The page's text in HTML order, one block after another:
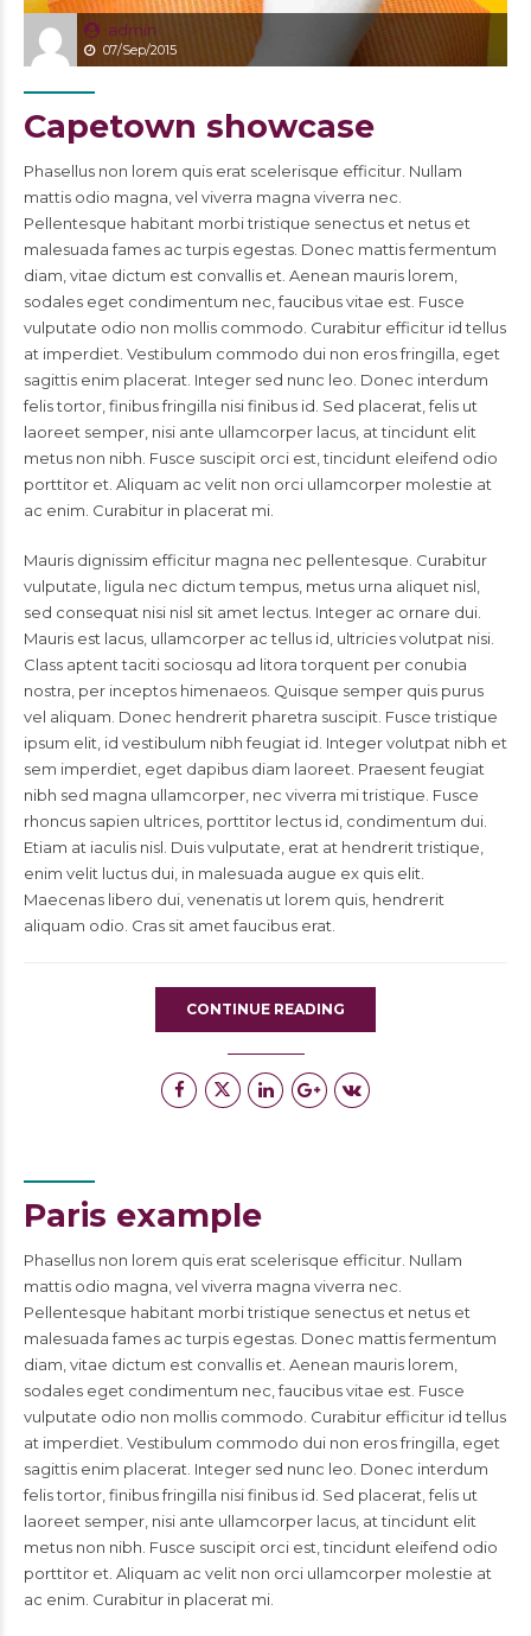
admin
07/Sep/2015
Capetown showcase
Phasellus non lorem quis erat scelerisque efficitur. Nullam
mattis odio magna, vel viverra magna viverra nec.
Pellentesque habitant morbi tristique senectus et netus et
malesuada fames ac turpis egestas. Donec mattis fermentum
diam, vitae dictum est convallis et. Aenean mauris lorem,
sodales eget condimentum nec, faucibus vitae est. Fusce
vulputate odio non mollis commodo. Curabitur efficitur id tellus
at imperdiet. Vestibulum commodo dui non eros fringilla, eget
sagittis enim placerat. Integer sed nunc leo. Donec interdum
felis tortor, finibus fringilla nisi finibus id. Sed placerat, felis ut
laoreet semper, nisi ante ullamcorper lacus, at tincidunt elit
metus non nibh. Fusce suscipit orci est, tincidunt eleifend odio
porttitor et. Aliquam ac velit non orci ullamcorper molestie at
ac enim. Curabitur in placerat mi.
Mauris dignissim efficitur magna nec pellentesque. Curabitur
vulputate, ligula nec dictum tempus, metus urna aliquet nisl,
sed consequat nisi nisl sit amet lectus. Integer ac ornare dui.
Mauris est lacus, ullamcorper ac tellus id, ultricies volutpat nisi.
Class aptent taciti sociosqu ad litora torquent per conubia
nostra, per inceptos himenaeos. Quisque semper quis purus
vel aliquam. Donec hendrerit pharetra suscipit. Fusce tristique
ipsum elit, id vestibulum nibh feugiat id. Integer volutpat nibh et
sem imperdiet, eget dapibus diam laoreet. Praesent feugiat
nibh sed magna ullamcorper, nec viverra mi tristique. Fusce
rhoncus sapien ultrices, porttitor lectus id, condimentum dui.
Etiam at iaculis nisl. Duis vulputate, erat at hendrerit tristique,
enim velit luctus dui, in malesuada augue ex quis elit.
Maecenas libero dui, venenatis ut lorem quis, hendrerit
aliquam odio. Cras sit amet faucibus erat.
CONTINUE READING
Paris example
Phasellus non lorem quis erat scelerisque efficitur. Nullam
mattis odio magna, vel viverra magna viverra nec.
Pellentesque habitant morbi tristique senectus et netus et
malesuada fames ac turpis egestas. Donec mattis fermentum
diam, vitae dictum est convallis et. Aenean mauris lorem,
sodales eget condimentum nec, faucibus vitae est. Fusce
vulputate odio non mollis commodo. Curabitur efficitur id tellus
at imperdiet. Vestibulum commodo dui non eros fringilla, eget
sagittis enim placerat. Integer sed nunc leo. Donec interdum
felis tortor, finibus fringilla nisi finibus id. Sed placerat, felis ut
laoreet semper, nisi ante ullamcorper lacus, at tincidunt elit
metus non nibh. Fusce suscipit orci est, tincidunt eleifend odio
porttitor et. Aliquam ac velit non orci ullamcorper molestie at
ac enim. Curabitur in placerat mi.